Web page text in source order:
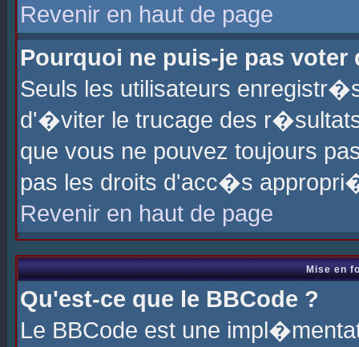
Revenir en haut de page
Pourquoi ne puis-je pas voter
Seuls les utilisateurs
d'�viter le trucage des
que vous ne pouvez toujours
pas les droits d'acc�s
Revenir en haut de page
Mise en
Qu'est-ce que le BBCode ?
Le BBCode est une